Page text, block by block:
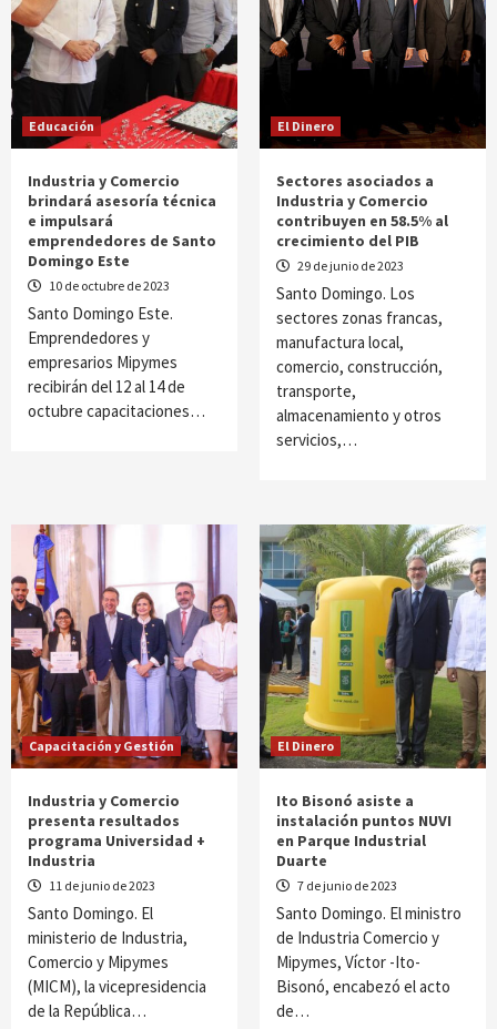
Educación
Industria y Comercio
brindará asesoría técnica
e impulsará
emprendedores de Santo
Domingo Este
10 de octubre de 2023
Santo Domingo Este.
Emprendedores y
empresarios Mipymes
recibirán del 12 al 14 de
octubre capacitaciones…
El Dinero
Sectores asociados a
Industria y Comercio
contribuyen en 58.5% al
crecimiento del PIB
29 de junio de 2023
Santo Domingo. Los
sectores zonas francas,
manufactura local,
comercio, construcción,
transporte,
almacenamiento y otros
servicios,…
Capacitación y Gestión
Industria y Comercio
presenta resultados
programa Universidad +
Industria
11 de junio de 2023
Santo Domingo. El
ministerio de Industria,
Comercio y Mipymes
(MICM), la vicepresidencia
de la República…
El Dinero
Ito Bisonó asiste a
instalación puntos NUVI
en Parque Industrial
Duarte
7 de junio de 2023
Santo Domingo. El ministro
de Industria Comercio y
Mipymes, Víctor -Ito-
Bisonó, encabezó el acto
de…